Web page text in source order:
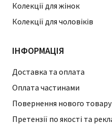
Колекції для жінок
Колекції для чоловіків
ІНФОРМАЦІЯ
Доставка та оплата
Оплата частинами
Повернення нового товару
Претензії по якості та